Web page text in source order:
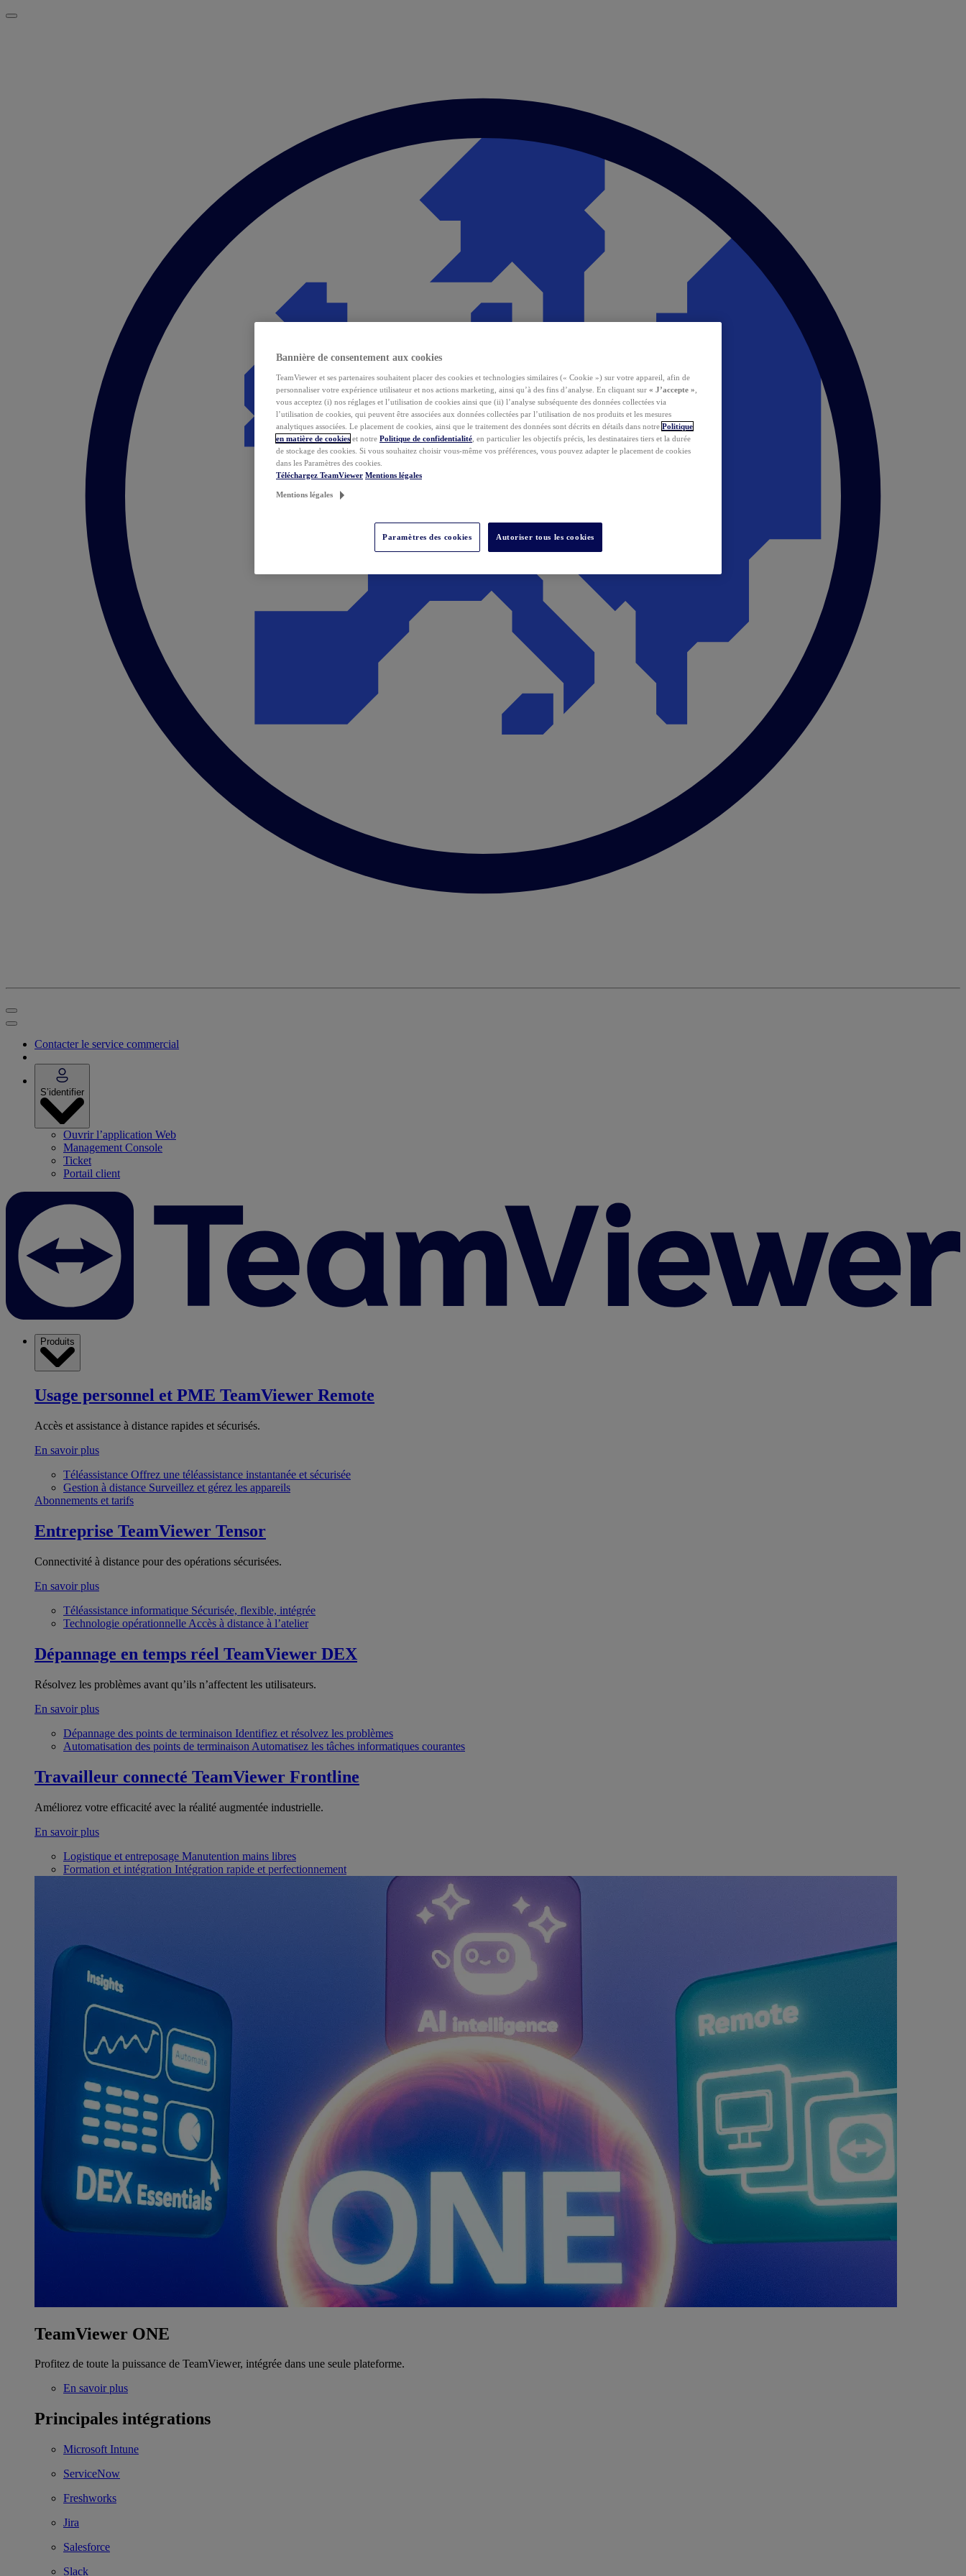
Contacter le service commercial
S’identifier
Ouvrir l’application Web
Management Console
Ticket
Portail client
Produits
Usage personnel et PME TeamViewer Remote
Accès et assistance à distance rapides et sécurisés.
En savoir plus
Téléassistance Offrez une téléassistance instantanée et sécurisée
Gestion à distance Surveillez et gérez les appareils
Abonnements et tarifs
Entreprise TeamViewer Tensor
Connectivité à distance pour des opérations sécurisées.
En savoir plus
Téléassistance informatique Sécurisée, flexible, intégrée
Technologie opérationnelle Accès à distance à l’atelier
Dépannage en temps réel TeamViewer DEX
Résolvez les problèmes avant qu’ils n’affectent les utilisateurs.
En savoir plus
Dépannage des points de terminaison Identifiez et résolvez les problèmes
Automatisation des points de terminaison Automatisez les tâches informatiques courantes
Travailleur connecté TeamViewer Frontline
Améliorez votre efficacité avec la réalité augmentée industrielle.
En savoir plus
Logistique et entreposage Manutention mains libres
Formation et intégration Intégration rapide et perfectionnement
TeamViewer ONE
Profitez de toute la puissance de TeamViewer, intégrée dans une seule plateforme.
En savoir plus
Principales intégrations
Microsoft Intune
ServiceNow
Freshworks
Jira
Salesforce
Slack
Bannière de consentement aux cookies
TeamViewer et ses partenaires souhaitent placer des cookies et technologies similaires (« Cookie ») sur votre appareil, afin de
personnaliser votre expérience utilisateur et nos actions marketing, ainsi qu’à des fins d’analyse. En cliquant sur « J’accepte »
vous acceptez (i) nos réglages et l’utilisation de cookies ainsi que (ii) l’analyse subséquente des données collectées via
l’utilisation de cookies, qui peuvent être associées aux données collectées par l’utilisation de nos produits et les mesures
analytiques associées. Le placement de cookies, ainsi que le traitement des données sont décrits en détails dans notre Politique
en matière de cookies et notre Politique de confidentialité , en particulier les objectifs précis, les destinataires tiers et la durée
de stockage des cookies. Si vous souhaitez choisir vous-même vos préférences, vous pouvez adapter le placement de cookies
dans les Paramètres des cookies.
Téléchargez TeamViewer Mentions légales
Mentions légales
Paramètres des cookies Autoriser tous les cookies